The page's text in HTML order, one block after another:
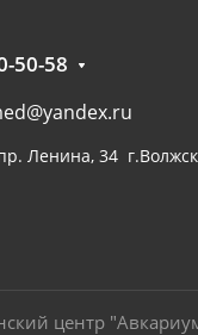
50-58
Ленина, 34
центр